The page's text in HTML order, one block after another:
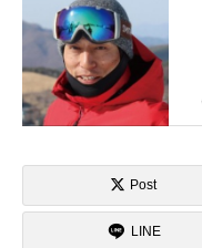
Post
LINE